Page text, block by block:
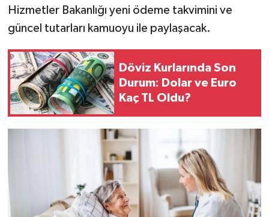
Hizmetler Bakanlığı yeni ödeme takvimini ve
güncel tutarları kamuoyu ile paylaşacak.
Döviz Kurlarında Son
Durum: Dolar ve Euro
Kaç TL Oldu?